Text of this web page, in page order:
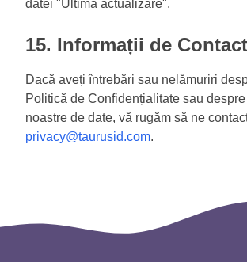
datei "Ultima actualizare".
15. Informații de Contact
Dacă aveți întrebări sau nelămuriri
Politică de Confidențialitate sau
noastre de date, vă rugăm să ne
privacy@taurusid.com.